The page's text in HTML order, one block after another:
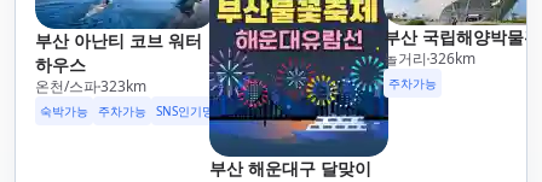
부산 아난티 코브 워터
하우스
온천/스파323km
숙박가능 주차가능 SNS인기명소
부산 해운대구 달맞이
부산 국립해양박물관
놀거리 326km
주차가능